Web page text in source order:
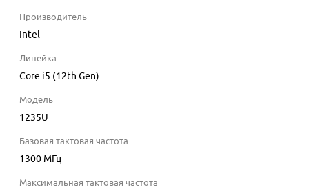
Производитель
Intel
Линейка
Core i5 (12th Gen)
Модель
1235U
Базовая тактовая частота
1300 МГц
Максимальная тактовая частота